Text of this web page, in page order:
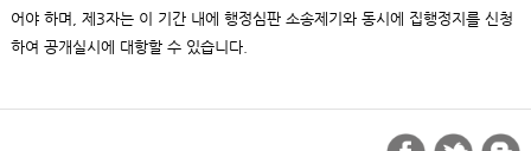
어야 하며, 제3자는 이 기간 내에 행정심판 소송제기와 동시에 집행정지를 신청
하여 공개실시에 대항할 수 있습니다.